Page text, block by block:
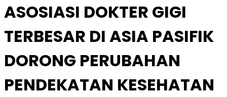
ASOSIASI DOKTER GIGI
TERBESAR DI ASIA PASIFIK
DORONG PERUBAHAN
PENDEKATAN KESEHATAN